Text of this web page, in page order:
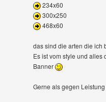
234x60
300x250
468x60
das sind die arten die ich
Es ist vom style und
Banner
Gerne als gegen